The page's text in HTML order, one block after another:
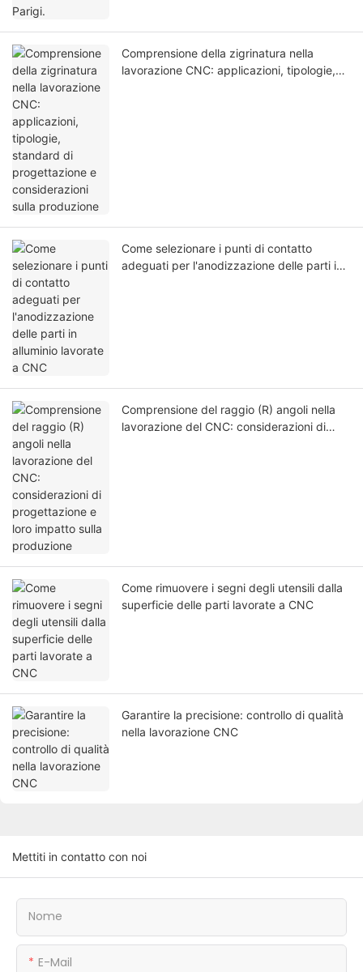
Comprensione della zigrinatura nella
lavorazione CNC: applicazioni, tipologie,
Come selezionare i punti di contatto
adeguati per l'anodizzazione delle parti in
Comprensione del raggio (R) angoli nella
lavorazione del CNC: considerazioni di
Come rimuovere i segni degli utensili dalla
superficie delle parti lavorate a CNC
Garantire la precisione: controllo di qualità
nella lavorazione CNC
Mettiti in contatto con noi
Nome
E-Mail